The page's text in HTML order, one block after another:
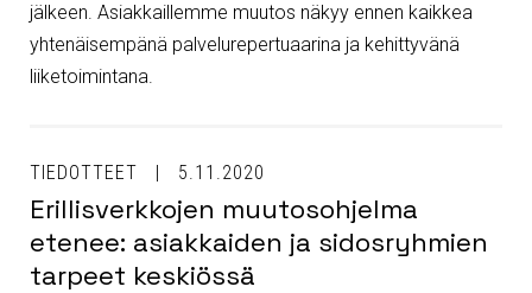
jälkeen. Asiakkaillemme muutos näkyy ennen kaikkea
yhtenäisempänä palvelurepertuaarina ja kehittyvänä
liiketoimintana.
TIEDOTTEET 5.11.2020
Erillisverkkojen muutosohjelma
etenee: asiakkaiden ja sidosryhmien
tarpeet keskiössä